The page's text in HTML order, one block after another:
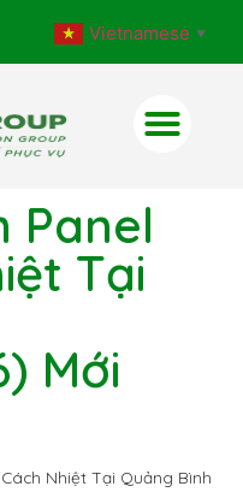
Vietnamese ▼
Panel
Tại
Mới
Nhiệt Tại Quảng Bình